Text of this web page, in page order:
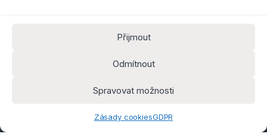
Přijmout
Odmítnout
Spravovat možnosti
Zásady cookiesGDPR
Máte dotaz? Kontaktujte nás
k.cz
Kancelář 8:30 - 16:00